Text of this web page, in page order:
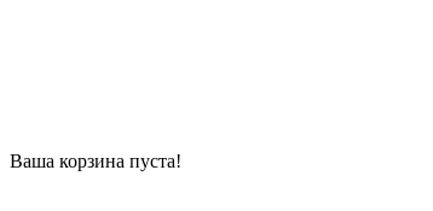
Ваша корзина пуста!